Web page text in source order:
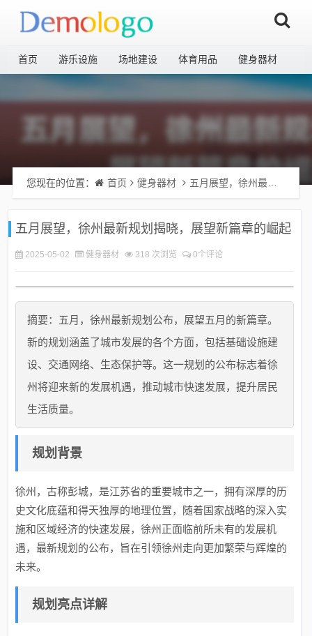
首页 游乐设施 场地建设 体育用品 健身器材
您现在的位置： 首页 健身器材 五月展望，徐州最新规划揭晓，展望新篇章的崛起
五月展望，徐州最新规划揭晓，展望新篇章的崛起
2025-05-02 健身器材 318 次浏览 0个评论
摘要：五月，徐州最新规划公布，展望五月的新篇章。
新的规划涵盖了城市发展的各个方面，包括基础设施建
设、交通网络、生态保护等。这一规划的公布标志着徐
州将迎来新的发展机遇，推动城市快速发展，提升居民
生活质量。
规划背景
徐州，古称彭城，是江苏省的重要城市之一，拥有深厚的历
史文化底蕴和得天独厚的地理位置，随着国家战略的深入实
施和区域经济的快速发展，徐州正面临前所未有的发展机
遇，最新规划的公布，旨在引领徐州走向更加繁荣与辉煌的
未来。
规划亮点详解